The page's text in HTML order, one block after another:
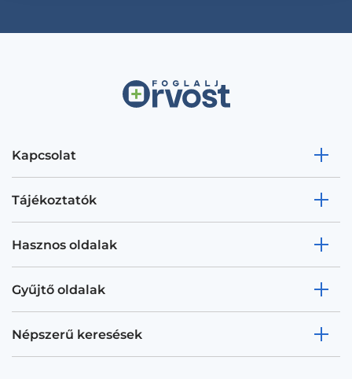
Kapcsolat
Tájékoztatók
Hasznos oldalak
Gyűjtő oldalak
Népszerű keresések